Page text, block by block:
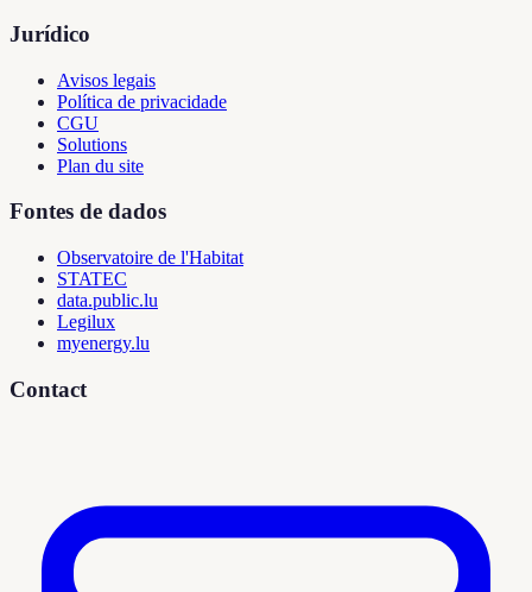
Jurídico
Avisos legais
Política de privacidade
CGU
Solutions
Plan du site
Fontes de dados
Observatoire de l'Habitat
STATEC
data.public.lu
Legilux
myenergy.lu
Contact